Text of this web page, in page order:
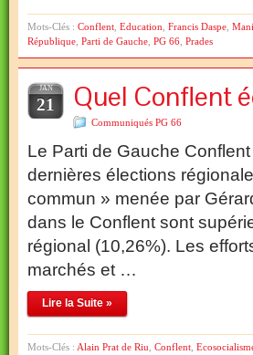
Mots-Clés : Conflent Education Francis Daspe
République Parti de Gauche PG 66 Prades
JAN
21 Quel Conflent
Communiqués PG 66
Le Parti de Gauche
dernières élections
commun » menée par
dans le Conflent sont
régional (10,26%). Les
marchés et …
Lire la Suite »
Mots-Clés : Alain Prat de Riu Conflent